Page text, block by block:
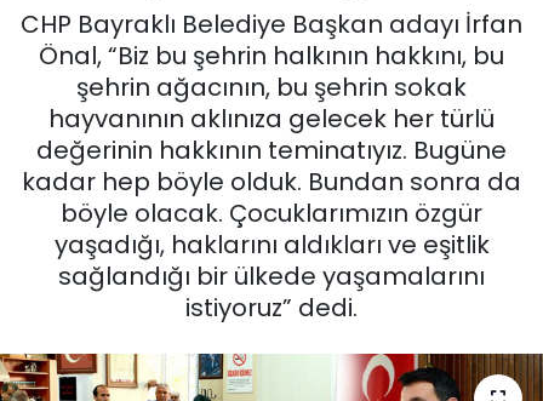
CHP Bayraklı Belediye Başkan adayı İrfan
Önal, “Biz bu şehrin halkının hakkını, bu
şehrin ağacının, bu şehrin sokak
hayvanının aklınıza gelecek her türlü
değerinin hakkının teminatıyız. Bugüne
kadar hep böyle olduk. Bundan sonra da
böyle olacak. Çocuklarımızın özgür
yaşadığı, haklarını aldıkları ve eşitlik
sağlandığı bir ülkede yaşamalarını
istiyoruz” dedi.
EKONOMİ
English News
GÜNCEL
KÜLTÜR SANAT
MAGAZİN
POLİTİKA
Son Dakika Haberleri
Haber Arşivi